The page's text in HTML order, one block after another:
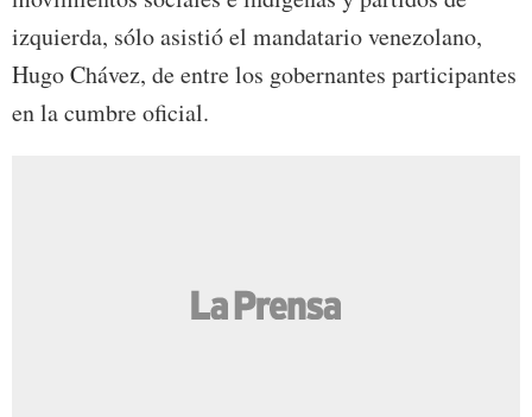
izquierda, sólo asistió el mandatario venezolano,
Hugo Chávez, de entre los gobernantes participantes
en la cumbre oficial.